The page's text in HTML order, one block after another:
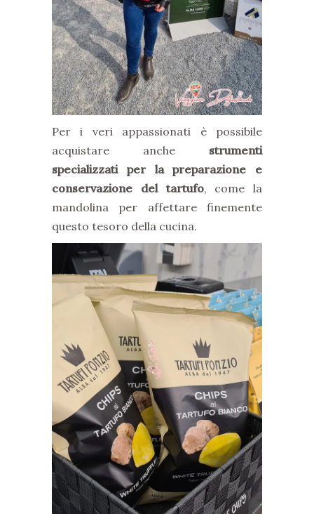
Per i veri appassionati è possibile
acquistare anche strumenti
specializzati per la preparazione e
conservazione del tartufo, come la
mandolina per affettare finemente
questo tesoro della cucina.